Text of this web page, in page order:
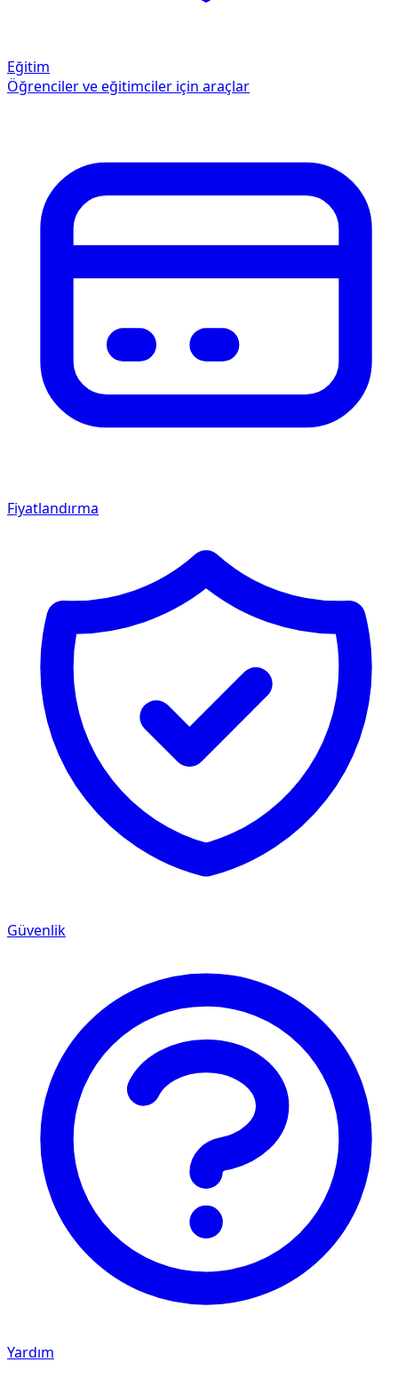
Eğitim
Öğrenciler ve eğitimciler için araçlar
Fiyatlandırma
Güvenlik
Yardım